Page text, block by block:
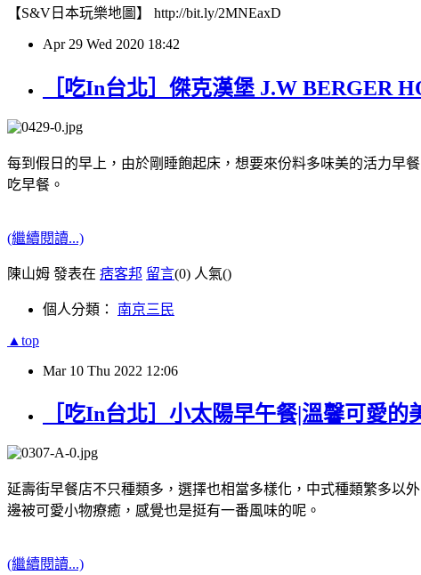
【S&V日本玩樂地圖】 http://bit.ly/2MNEaxD
Apr 29 Wed 2020 18:42
［吃In台北］傑克漢堡 J.W BERGER
每到假日的早上，由於剛睡飽起床，想要來份料多味美的活力早
吃早餐。
(繼續閱讀...)
陳山姆 發表在 痞客邦 留言(0) 人氣()
個人分類： 南京三民
▲top
Mar 10 Thu 2022 12:06
［吃In台北］小太陽早午餐|溫馨可愛
延壽街早餐店不只種類多，選擇也相當多樣化，中式種類繁多以
邊被可愛小物療癒，感覺也是挺有一番風味的呢。
(繼續閱讀...)